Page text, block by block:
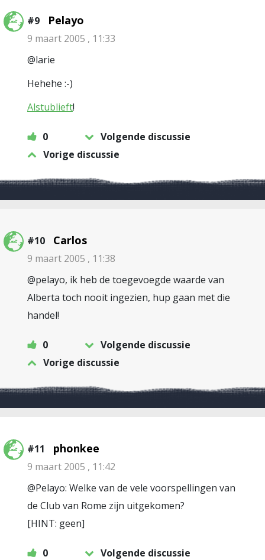
#9 Pelayo
9 maart 2005 , 11:33
@larie
Hehehe :-)
Alstublieft!
0
Volgende discussie
Vorige discussie
#10 Carlos
9 maart 2005 , 11:38
@pelayo, ik heb de toegevoegde waarde van
Alberta toch nooit ingezien, hup gaan met die
handel!
0
Volgende discussie
Vorige discussie
#11 phonkee
9 maart 2005 , 11:42
@Pelayo: Welke van de vele voorspellingen van
de Club van Rome zijn uitgekomen?
[HINT: geen]
0
Volgende discussie